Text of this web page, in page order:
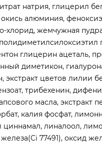
натрия, глицерил
алюминия,
хлорид, жемчужная
глицерин ацеталь,
диметикон,
цветов лилии
трибехенин,
масла, экстракт
калия фосфат,
циннамал, линалоол,
77491), оксид